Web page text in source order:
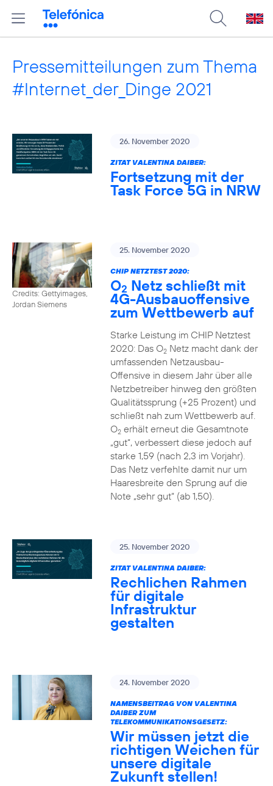
Pressemitteilungen zum Thema
#Internet_der_Dinge 2021
26. November 2020
ZITAT VALENTINA DAIBER:
Fortsetzung mit der
Task Force 5G in NRW
Credits: Gettyimages,
Jordan Siemens
25. November 2020
CHIP NETZTEST 2020:
O2 Netz schließt mit
4G-Ausbauoffensive
zum Wettbewerb auf
Starke Leistung im CHIP Netztest
2020: Das O2Netz macht dank der
umfassenden Netzausbau-
Offensive in diesem Jahr über alle
Netzbetreiber hinweg den größten
Qualitätssprung (+25 Prozent) und
schließt nah zum Wettbewerb auf.
O2erhält erneut die Gesamtnote
„gut“, verbessert diese jedoch auf
starke 1,59 (nach 2,3 im Vorjahr).
Das Netz verfehlte damit nur um
Haaresbreite den Sprung auf die
Note „sehr gut“ (ab 1,50).
25. November 2020
ZITAT VALENTINA DAIBER:
Rechlichen Rahmen
für digitale
Infrastruktur
gestalten
24. November 2020
NAMENSBEITRAG VON VALENTINA
DAIBER ZUM
TELEKOMMUNIKATIONSGESETZ:
Wir müssen jetzt die
richtigen Weichen für
unsere digitale
Zukunft stellen!